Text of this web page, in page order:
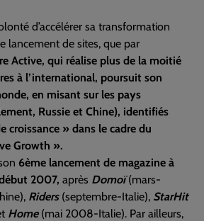
d’accélérer sa transformation
lancement de sites, que par
Active, qui réalise plus de la moitié
à l’international, poursuit son
en misant sur les pays
Russie et Chine), identifiés
croissance » dans le cadre du
Growth ».
6ème lancement de magazine à
2007, après Domoï(mars-
Riders(septembre-Italie), StarHit
Home(mai 2008-Italie). Par ailleurs,